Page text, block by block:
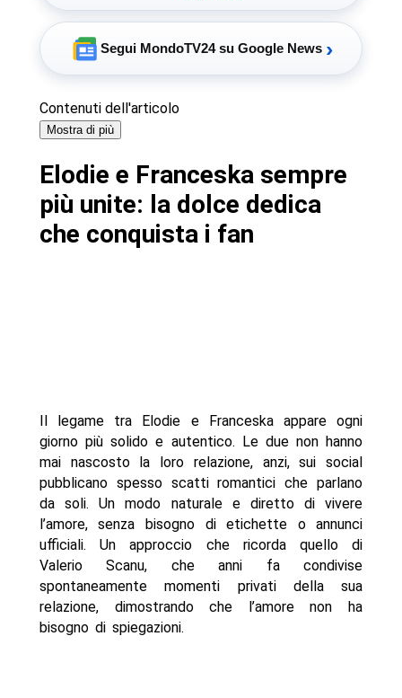
Segui MondoTV24 su Google News ›
Contenuti dell'articolo
Mostra di più
Elodie e Franceska sempre
più unite: la dolce dedica
che conquista i fan
Il legame tra Elodie e Franceska appare ogni
giorno più solido e autentico. Le due non hanno
mai nascosto la loro relazione, anzi, sui social
pubblicano spesso scatti romantici che parlano
da soli. Un modo naturale e diretto di vivere
l’amore, senza bisogno di etichette o annunci
ufficiali. Un approccio che ricorda quello di
Valerio Scanu, che anni fa condivise
spontaneamente momenti privati della sua
relazione, dimostrando che l’amore non ha
bisogno di spiegazioni.